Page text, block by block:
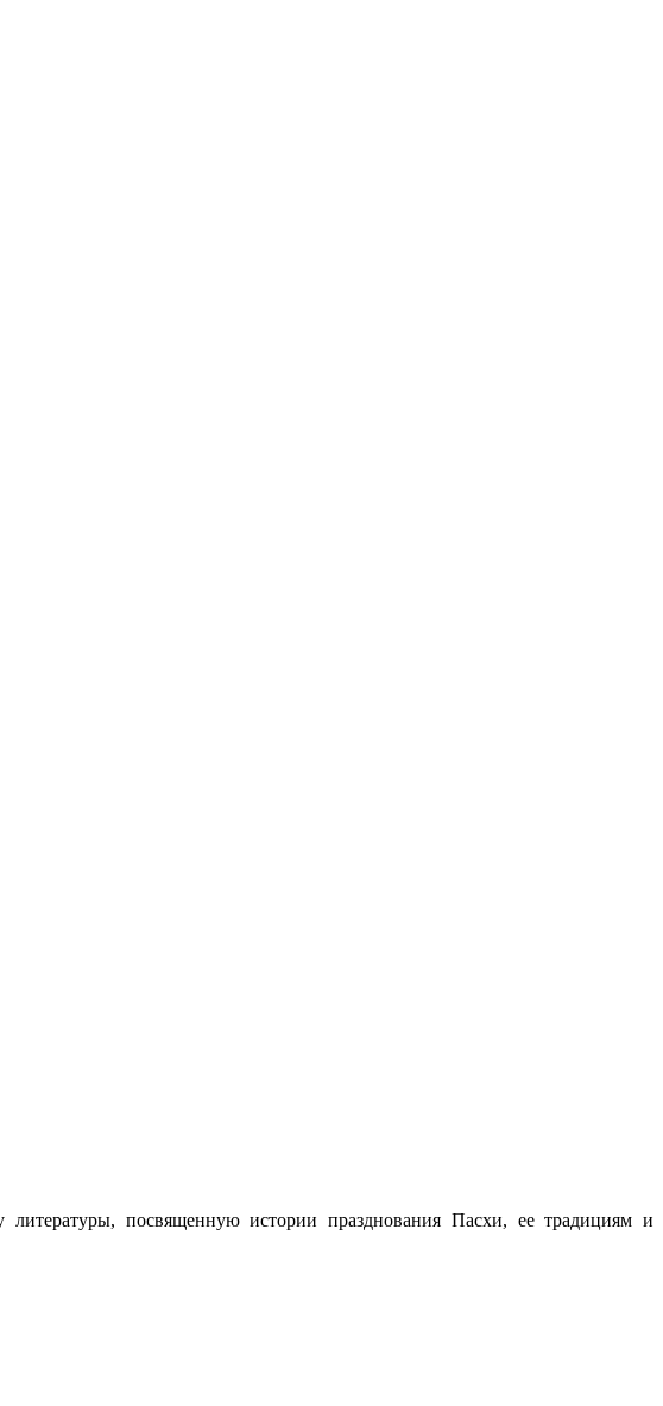
посвященную истории празднования Пасхи, ее традициям и